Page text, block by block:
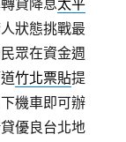
貸降息太平
狀態挑戰最
眾在資金週
竹北票貼提
機車即可辦
優良台北地